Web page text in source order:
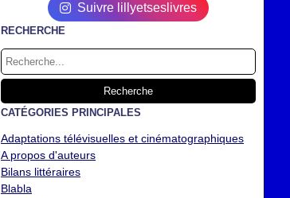
Suivre lillyetseslivres
RECHERCHE
CATÉGORIES PRINCIPALES
Adaptations télévisuelles et cinématographiques
A propos d'auteurs
Bilans littéraires
Blabla